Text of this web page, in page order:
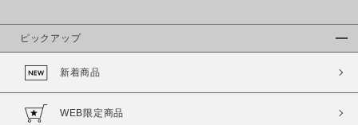
ピックアップ
新着商品
WEB限定商品